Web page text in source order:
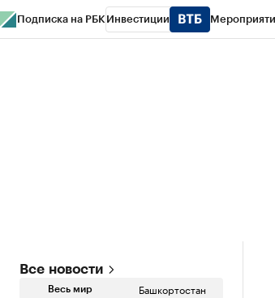
Подписка на РБК Инвестиции
Все новости
Весь мир Башкортостан